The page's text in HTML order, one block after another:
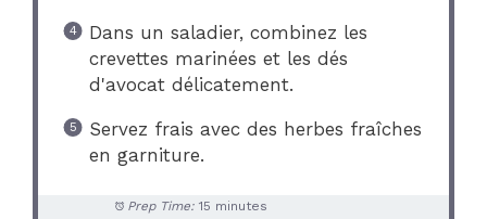
Dans un saladier, combinez les
crevettes marinées et les dés
d'avocat délicatement.
Servez frais avec des herbes fraîches
en garniture.
Prep Time: 15 minutes